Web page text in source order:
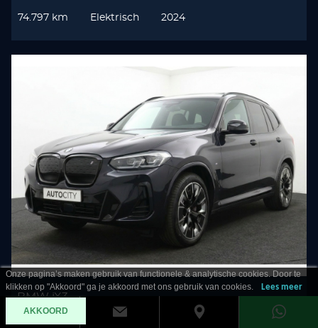
74.797 km Elektrisch 2024
BMW iX3
80KWH High Executive SOH 100%! Pano l HUD l
Onze pagina’s maken gebruik van functionele & analytische cookies. Door te
klikken op "Akkoord" ga je akkoord met ons gebruik van cookies.
Lees meer
AKKOORD